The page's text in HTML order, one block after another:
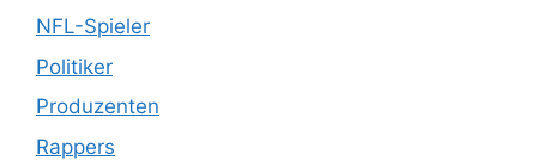
NFL-Spieler
Politiker
Produzenten
Rappers